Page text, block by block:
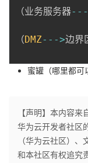
证
实
验
的
收
藏
持
建
议
（业务服务器-- -
（DMZ-- ->边界
蜜罐（哪里都可
【声明】本内容
华为云开发者社区
（华为云社区）
和本社区有权追究